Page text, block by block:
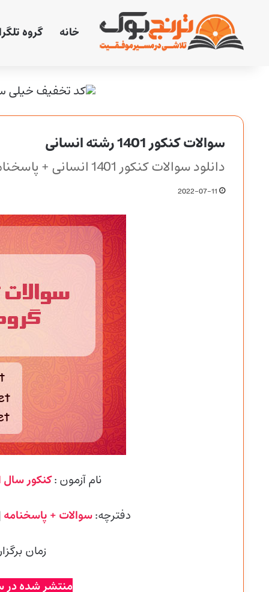
خانه گروه
سوالات کنکور 1401 رشته انسانی
دانلود سوالات کنکور 1401 انسانی + پاسخنامه
2022-07-11
نام آزمون :کنکور سال 1401
دفترچه:سوالات + پاسخنامه
زمان
منتشر شده در